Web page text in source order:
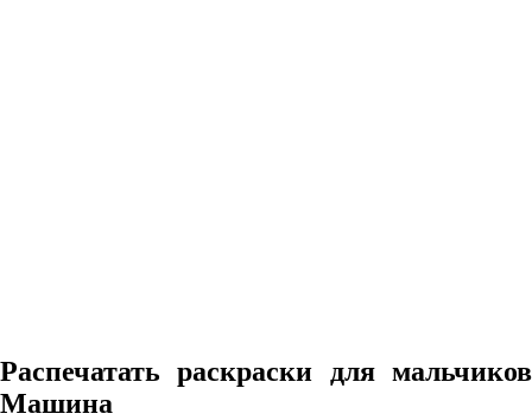
Распечатать раскраски для мальчиков
Машина